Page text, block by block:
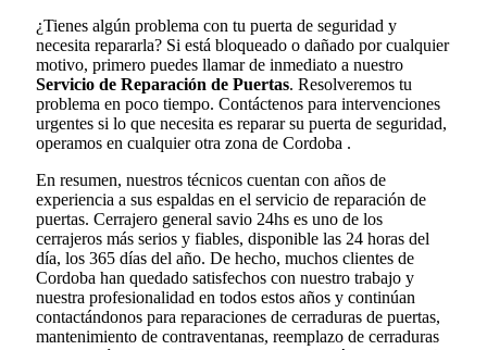
¿Tienes algún problema con tu puerta de seguridad y
necesita repararla? Si está bloqueado o dañado por cualquier
motivo, primero puedes llamar de inmediato a nuestro
Servicio de Reparación de Puertas. Resolveremos tu
problema en poco tiempo. Contáctenos para intervenciones
urgentes si lo que necesita es reparar su puerta de seguridad,
operamos en cualquier otra zona de Cordoba .
En resumen, nuestros técnicos cuentan con años de
experiencia a sus espaldas en el servicio de reparación de
puertas. Cerrajero general savio 24hs es uno de los
cerrajeros más serios y fiables, disponible las 24 horas del
día, los 365 días del año. De hecho, muchos clientes de
Cordoba han quedado satisfechos con nuestro trabajo y
nuestra profesionalidad en todos estos años y continúan
contactándonos para reparaciones de cerraduras de puertas,
mantenimiento de contraventanas, reemplazo de cerraduras